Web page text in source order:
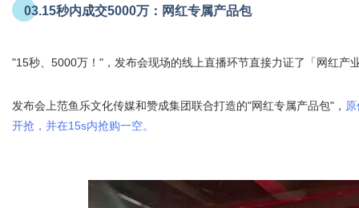
03.15秒内成交5000万：网红专属产品包
"15秒、5000万！"，发布会现场的线上直播环节直接力证了「网红产
发布会上范鱼乐文化传媒和赞成集团联合打造的"网红专属产品包"，
开抢，并在15s内抢购一空。